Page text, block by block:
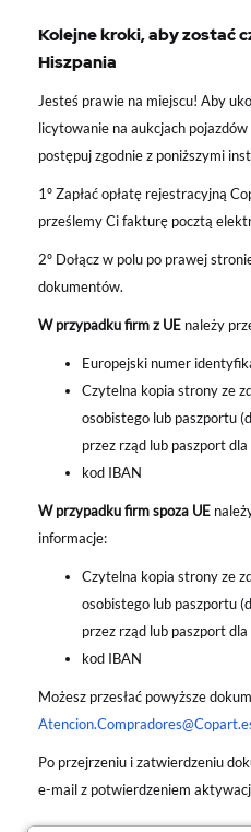
Kolejne kroki, aby zostać
Hiszpania
Jesteś prawie na miejscu! Aby
licytowanie na aukcjach
postępuj zgodnie z poniższymi
1º Zapłać opłatę rejestracyjną
prześlemy Ci fakturę pocztą
2º Dołącz w polu po prawej
dokumentów.
W przypadku firm z UE należy
Europejski numer
Czytelna kopia strony ze
osobistego lub paszportu
przez rząd lub paszport
kod IBAN
W przypadku firm spoza UE
informacje:
Czytelna kopia strony ze
osobistego lub paszportu
przez rząd lub paszport
kod IBAN
Możesz przesłać powyższe
Po przejrzeniu i zatwierdzeniu
e-mail z potwierdzeniem